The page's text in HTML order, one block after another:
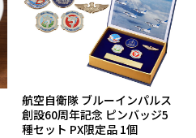
航空自衛隊 ブルーインパルス
創設60周年記念 ピンバッジ5
種セット PX限定品 1個